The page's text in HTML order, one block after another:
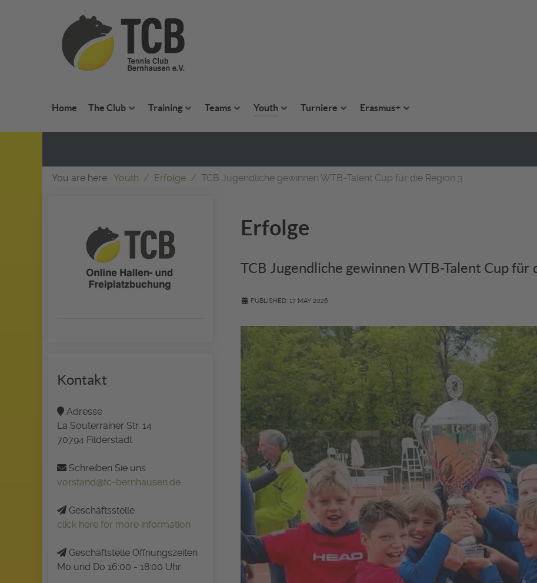
Home The Club Training Teams Youth Turniere Erasmus+
You are here: Youth Erfolge TCB Jugendliche gewinnen WTB-Talent Cup für die Region 3
Kontakt
Adresse
La Souterrainer Str. 14
70794 Filderstadt
Schreiben Sie uns
vorstand@tc-bernhausen.de
Geschäftsstelle
click here for more information
Geschäftstelle Öffnungszeiten
Mo und Do 16:00 - 18:00 Uhr
Erfolge
TCB Jugendliche gewinnen WTB-Talent Cup für
PUBLISHED: 17 MAY 2026